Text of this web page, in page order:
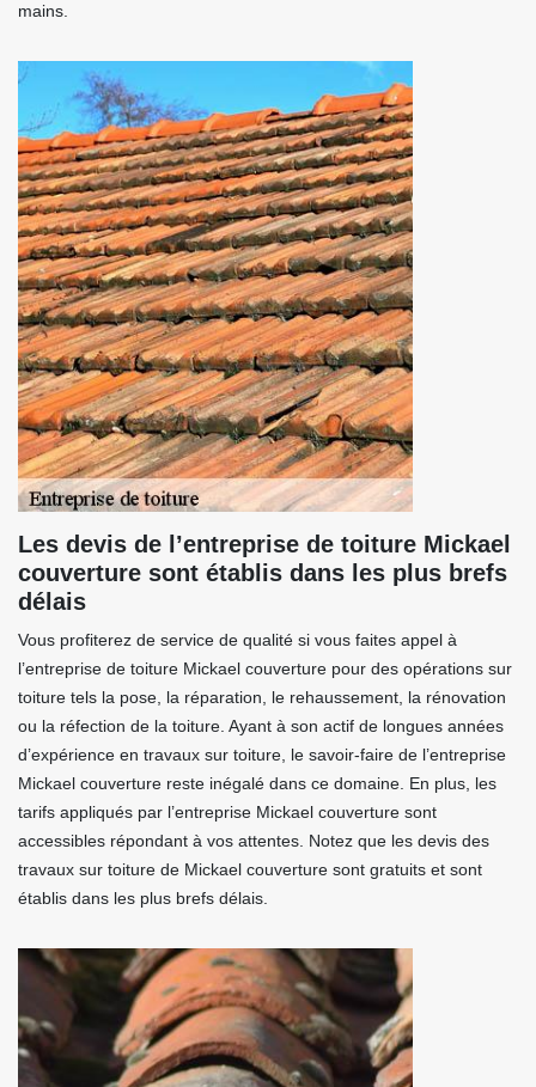
mains.
Les devis de l’entreprise de toiture Mickael
couverture sont établis dans les plus brefs
délais
Vous profiterez de service de qualité si vous faites appel à
l’entreprise de toiture Mickael couverture pour des opérations sur
toiture tels la pose, la réparation, le rehaussement, la rénovation
ou la réfection de la toiture. Ayant à son actif de longues années
d’expérience en travaux sur toiture, le savoir-faire de l’entreprise
Mickael couverture reste inégalé dans ce domaine. En plus, les
tarifs appliqués par l’entreprise Mickael couverture sont
accessibles répondant à vos attentes. Notez que les devis des
travaux sur toiture de Mickael couverture sont gratuits et sont
établis dans les plus brefs délais.